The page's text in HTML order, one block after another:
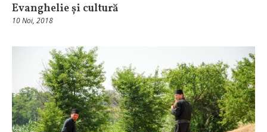
Evanghelie și cultură
10 Noi, 2018